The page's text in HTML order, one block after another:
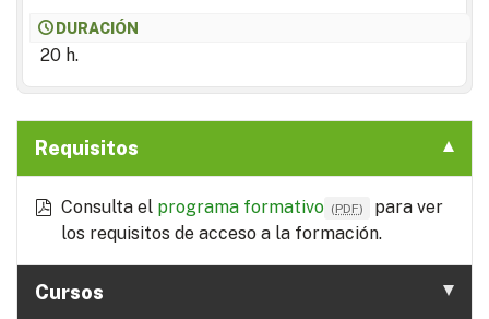
DURACIÓN
20 h.
Requisitos
Consulta el programa formativo (PDF)
para ver
los requisitos de acceso a la formación.
Cursos